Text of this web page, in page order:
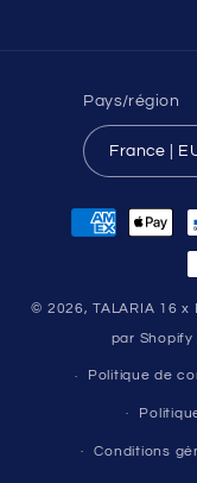
Pays/région
Moyens
© 2026,TALARIA 16 x
par Shopify
Politique de
Conditions